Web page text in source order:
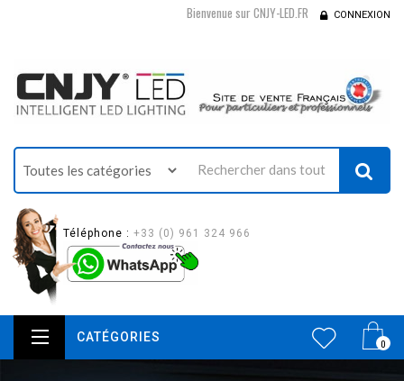
Bienvenue sur CNJY-LED.FR CONNEXION
Téléphone : +33 (0) 961 324 966
0
CATÉGORIES